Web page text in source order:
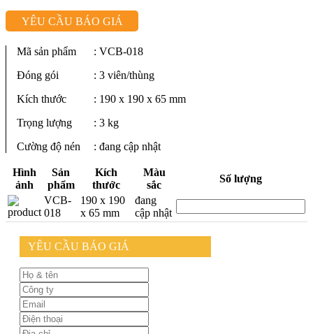
YÊU CẦU BÁO GIÁ
Mã sản phẩm
: VCB-018
Đóng gói
: 3 viên/thùng
Kích thước
: 190 x 190 x 65 mm
Trọng lượng
: 3 kg
Cường độ nén
: đang cập nhật
Hình
ảnh
Sản
phẩm
Kích
thước
Màu
sắc
Số lượng
VCB-
018
190 x 190
x 65 mm
đang
cập nhật
YÊU CẦU BÁO GIÁ